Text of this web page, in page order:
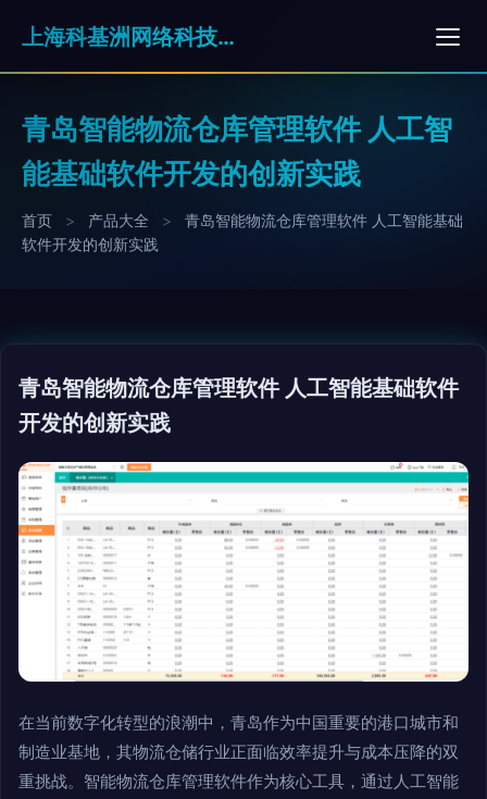
上海科基洲网络科技有限公司
青岛智能物流仓库管理软件 人工智
能基础软件开发的创新实践
首页 > 产品大全 >
青岛智能物流仓库管理软件 人工智能基础
软件开发的创新实践
青岛智能物流仓库管理软件 人工智能基础软件
开发的创新实践
在当前数字化转型的浪潮中，青岛作为中国重要的港口城市和
制造业基地，其物流仓储行业正面临效率提升与成本压降的双
重挑战。智能物流仓库管理软件作为核心工具，通过人工智能